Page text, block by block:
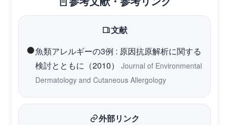
文献
魚類アレルギーの3例 : 原因抗原解析に関する
検討とともに（2010） Journal of Environmental
Dermatology and Cutaneous Allergology
外部リンク